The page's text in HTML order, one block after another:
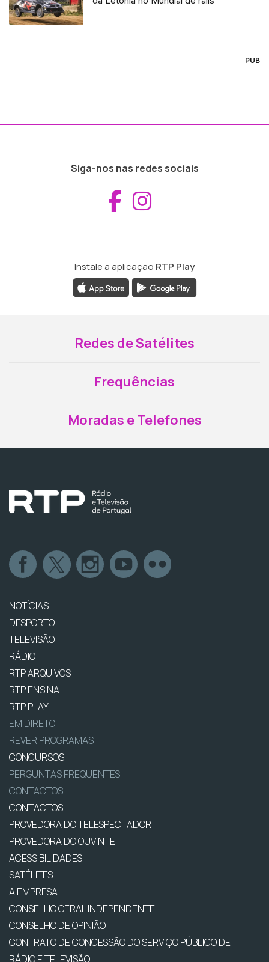
PUB
Siga-nos nas redes sociais
Aceder ao
Instale a aplicação RTP Play
Redes de Satélites
Frequências
Moradas e Telefones
NOTÍCIAS
DESPORTO
TELEVISÃO
RÁDIO
RTP ARQUIVOS
RTP ENSINA
RTP PLAY
EM DIRETO
REVER PROGRAMAS
CONCURSOS
PERGUNTAS FREQUENTES
CONTACTOS
CONTACTOS
PROVEDORA DO TELESPECTADOR
PROVEDORA DO OUVINTE
ACESSIBILIDADES
SATÉLITES
A EMPRESA
CONSELHO GERAL INDEPENDENTE
CONSELHO DE OPINIÃO
CONTRATO DE CONCESSÃO DO SERVIÇO PÚBLICO DE
RÁDIO E TELEVISÃO